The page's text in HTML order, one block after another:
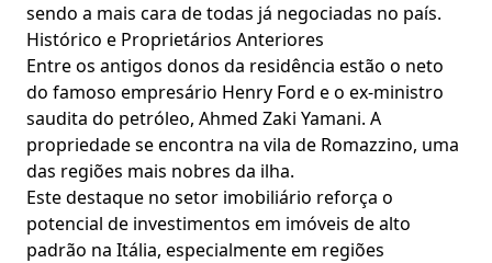
sendo a mais cara de todas já negociadas no país.
Histórico e Proprietários Anteriores
Entre os antigos donos da residência estão o neto
do famoso empresário Henry Ford e o ex-ministro
saudita do petróleo, Ahmed Zaki Yamani. A
propriedade se encontra na vila de Romazzino, uma
das regiões mais nobres da ilha.
Este destaque no setor imobiliário reforça o
potencial de investimentos em imóveis de alto
padrão na Itália, especialmente em regiões